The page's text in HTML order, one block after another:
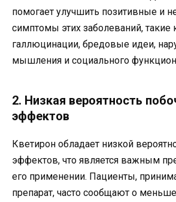
помогает улучшить позитивные и
симптомы этих заболеваний, такие
галлюцинации, бредовые идеи,
мышления и социального
2. Низкая вероятность
эффектов
Кветирон обладает низкой
эффектов, что является важным
его применении. Пациенты,
препарат, часто сообщают о